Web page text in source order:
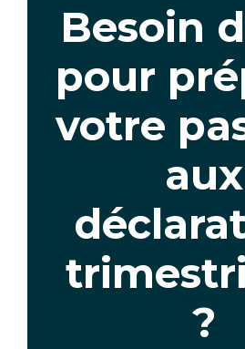
Besoin
pour
votre
aux
?